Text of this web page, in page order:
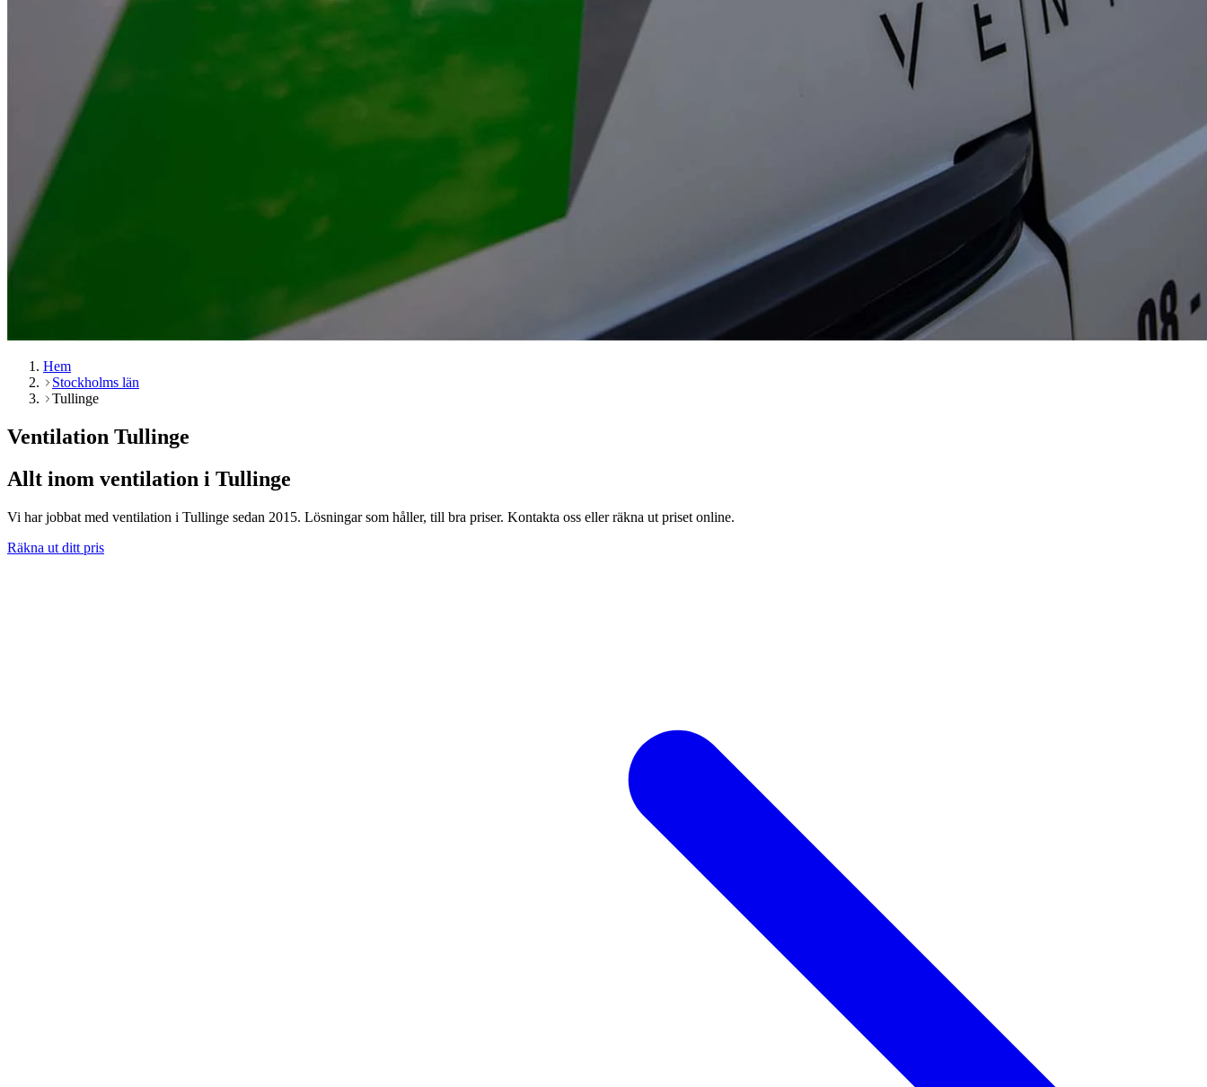
Hem
Stockholms län
Tullinge
Ventilation Tullinge
Allt inom ventilation i Tullinge
Vi har jobbat med ventilation i Tullinge sedan 2015. Lösningar som håller, till bra priser. Kontakta oss eller räkna ut priset online.
Räkna ut ditt pris